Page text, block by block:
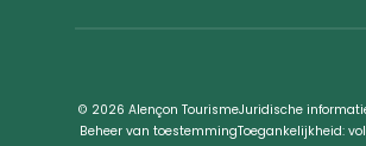
© 2026 Alençon TourismeJuridische
Beheer van toestemmingToegankelijkheid: